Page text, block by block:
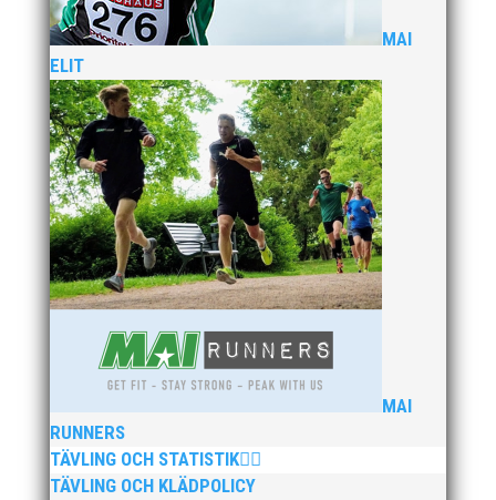
MAI
ELIT
MAI
RUNNERS
TÄVLING OCH STATISTIK
TÄVLING OCH KLÄDPOLICY